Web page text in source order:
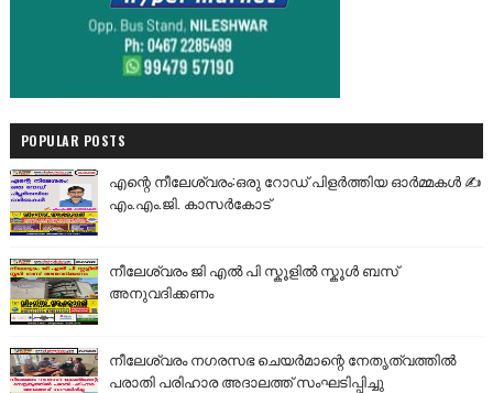
POPULAR POSTS
എന്റെ നീലേശ്വരം:ഒരു റോഡ് പിളർത്തിയ ഓർമ്മകൾ ✍️
എം.എം.ജി. കാസർകോട്
നീലേശ്വരം ജി എൽ പി സ്കൂളിൽ സ്കൂൾ ബസ്
അനുവദിക്കണം
നീലേശ്വരം നഗരസഭ ചെയർമാന്റെ നേതൃത്വത്തിൽ
പരാതി പരിഹാര അദാലത്ത് സംഘടിപ്പിച്ചു